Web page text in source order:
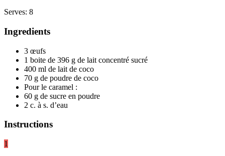
Serves: 8
Ingredients
3 œufs
1 boite de 396 g de lait concentré sucré
400 ml de lait de coco
70 g de poudre de coco
Pour le caramel :
60 g de sucre en poudre
2 c. à s. d’eau
Instructions
1